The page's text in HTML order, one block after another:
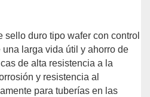
sello duro tipo wafer con control
larga vida útil y ahorro de
de alta resistencia a la
y resistencia al
para tuberías en las